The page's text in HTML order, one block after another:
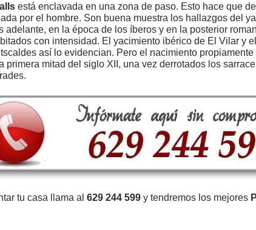
está enclavada en una zona de paso. Esto hace que
por el hombre. Son buena muestra los hallazgos del
adelante, en la época de los íberos y en la posterior
con intensidad. El yacimiento ibérico de El Vilar y
así lo evidencian. Pero el nacimiento
primera mitad del siglo XII, una vez derrotados los
tu casa llama al 629 244 599 y tendremos los mejores